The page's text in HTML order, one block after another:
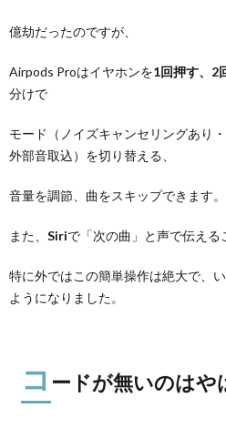
億劫だったのですが、
Airpods Proはイヤホンを1回押す、2
分けで
モード（ノイズキャンセリングあり
外部音取込）を切り替える、
音量を調節、曲をスキップできます。
また、 Siriで「次の曲」と声で伝える
特に外ではこの簡単操作は絶大で、
ようになりました。
コ ードが無いのはや